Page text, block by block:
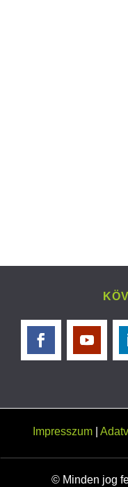
Impresszum
© Minden jog